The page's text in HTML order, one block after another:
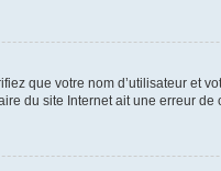
que votre nom d’utilisateur et
du site Internet ait une erreur